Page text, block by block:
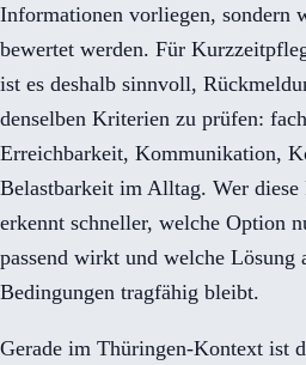
Informationen vorliegen, sondern
bewertet werden. Für
ist es deshalb sinnvoll,
denselben Kriterien zu prüfen:
Erreichbarkeit, Kommunikation,
Belastbarkeit im Alltag. Wer diese
erkennt schneller, welche Option
passend wirkt und welche Lösung
Bedingungen tragfähig bleibt.
Gerade im Thüringen-Kontext ist